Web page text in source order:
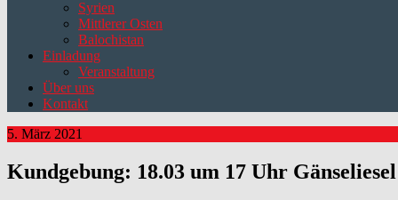
Syrien
Mittlerer Osten
Balochistan
Einladung
Veranstaltung
Über uns
Kontakt
5. März 2021
Kundgebung: 18.03 um 17 Uhr Gänseliesel